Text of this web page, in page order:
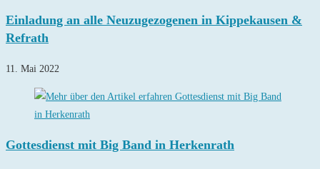
Einladung an alle Neuzugezogenen in Kippekausen &
Refrath
11. Mai 2022
Gottesdienst mit Big Band in Herkenrath